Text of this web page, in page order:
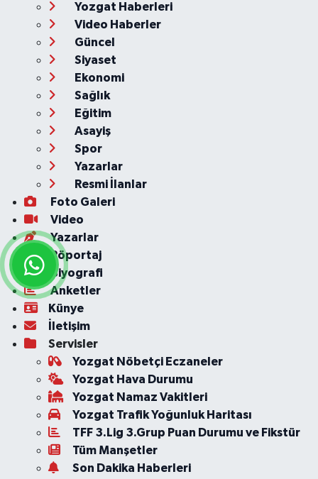
Yozgat Haberleri
Video Haberler
Güncel
Siyaset
Ekonomi
Sağlık
Eğitim
Asayiş
Spor
Yazarlar
Resmi İlanlar
Foto Galeri
Video
Yazarlar
Röportaj
Biyografi
Anketler
Künye
İletişim
Servisler
Yozgat Nöbetçi Eczaneler
Yozgat Hava Durumu
Yozgat Namaz Vakitleri
Yozgat Trafik Yoğunluk Haritası
TFF 3.Lig 3.Grup Puan Durumu ve Fikstür
Tüm Manşetler
Son Dakika Haberleri